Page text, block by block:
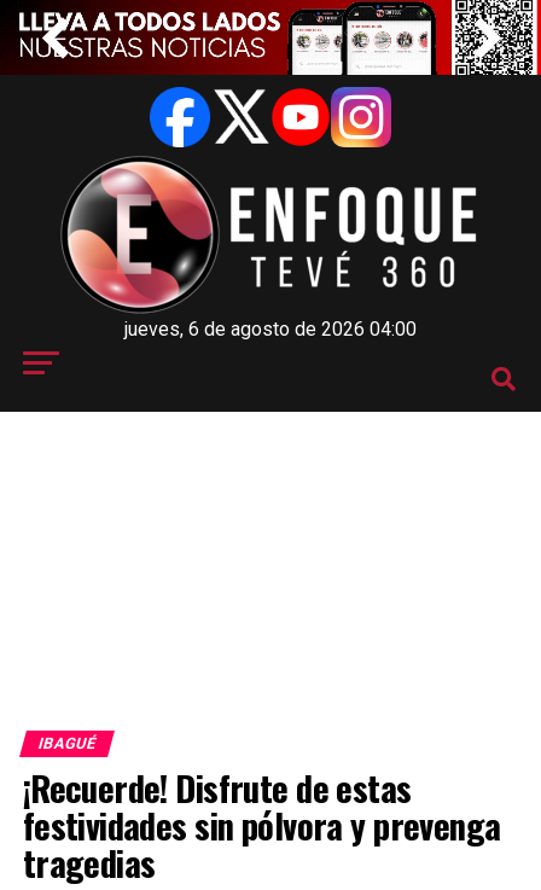
jueves, 6 de agosto de 2026 04:00
IBAGUÉ
¡Recuerde! Disfrute de estas
festividades sin pólvora y prevenga
tragedias